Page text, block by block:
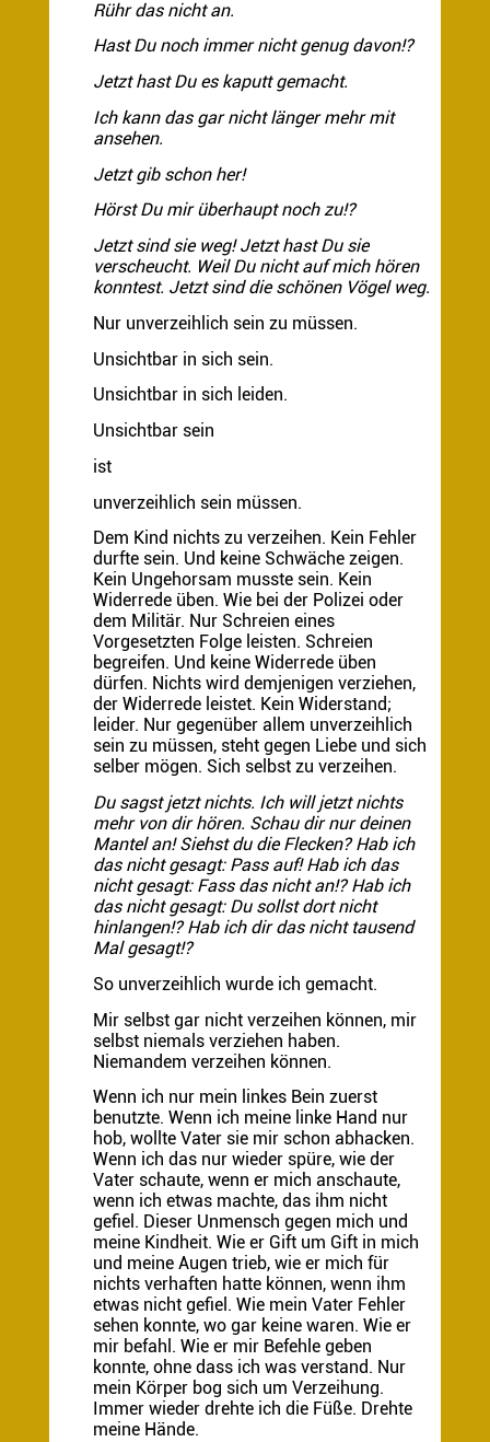
Rühr das nicht an.
Hast Du noch immer nicht genug davon!?
Jetzt hast Du es kaputt gemacht.
Ich kann das gar nicht länger mehr mit
ansehen.
Jetzt gib schon her!
Hörst Du mir überhaupt noch zu!?
Jetzt sind sie weg! Jetzt hast Du sie
verscheucht. Weil Du nicht auf mich hören
konntest. Jetzt sind die schönen Vögel weg.
Nur unverzeihlich sein zu müssen.
Unsichtbar in sich sein.
Unsichtbar in sich leiden.
Unsichtbar sein
ist
unverzeihlich sein müssen.
Dem Kind nichts zu verzeihen. Kein Fehler
durfte sein. Und keine Schwäche zeigen.
Kein Ungehorsam musste sein. Kein
Widerrede üben. Wie bei der Polizei oder
dem Militär. Nur Schreien eines
Vorgesetzten Folge leisten. Schreien
begreifen. Und keine Widerrede üben
dürfen. Nichts wird demjenigen verziehen,
der Widerrede leistet. Kein Widerstand;
leider. Nur gegenüber allem unverzeihlich
sein zu müssen, steht gegen Liebe und sich
selber mögen. Sich selbst zu verzeihen.
Du sagst jetzt nichts. Ich will jetzt nichts
mehr von dir hören. Schau dir nur deinen
Mantel an! Siehst du die Flecken? Hab ich
das nicht gesagt: Pass auf! Hab ich das
nicht gesagt: Fass das nicht an!? Hab ich
das nicht gesagt: Du sollst dort nicht
hinlangen!? Hab ich dir das nicht tausend
Mal gesagt!?
So unverzeihlich wurde ich gemacht.
Mir selbst gar nicht verzeihen können, mir
selbst niemals verziehen haben.
Niemandem verzeihen können.
Wenn ich nur mein linkes Bein zuerst
benutzte. Wenn ich meine linke Hand nur
hob, wollte Vater sie mir schon abhacken.
Wenn ich das nur wieder spüre, wie der
Vater schaute, wenn er mich anschaute,
wenn ich etwas machte, das ihm nicht
gefiel. Dieser Unmensch gegen mich und
meine Kindheit. Wie er Gift um Gift in mich
und meine Augen trieb, wie er mich für
nichts verhaften hatte können, wenn ihm
etwas nicht gefiel. Wie mein Vater Fehler
sehen konnte, wo gar keine waren. Wie er
mir befahl. Wie er mir Befehle geben
konnte, ohne dass ich was verstand. Nur
mein Körper bog sich um Verzeihung.
Immer wieder drehte ich die Füße. Drehte
meine Hände.